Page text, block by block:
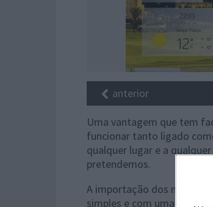
anterior
Uma vantagem que tem
funcionar tanto ligado
qualquer lugar e a
pretendemos.
A importação dos mapas
simples e com uma